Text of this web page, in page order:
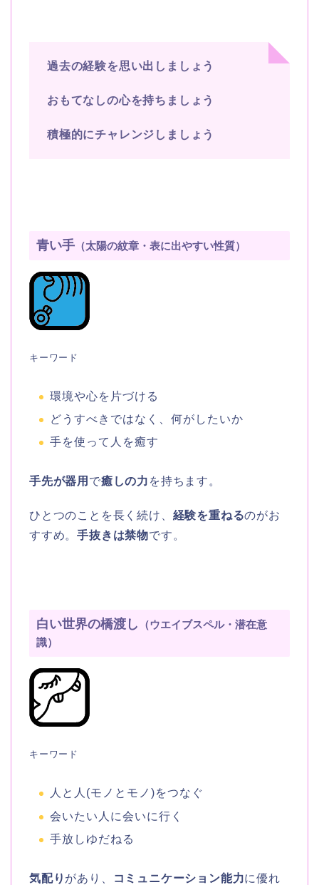
過去の経験を思い出しましょう
おもてなしの心を持ちましょう
積極的にチャレンジしましょう
青い手 （太陽の紋章・表に出やすい性質）
キーワード
環境や心を片づける
どうすべきではなく、何がしたいか
手を使って人を癒す
手先が器用 で癒しの力 を持ちます。
ひとつのことを長く続け、 経験を重ねるのがお
すすめ。手抜きは禁物です。
白い世界の橋渡し
（ウエイブスペル・潜在意
識）
キーワード
人と人(モノとモノ)をつなぐ
会いたい人に会いに行く
手放しゆだねる
気配り があり、 コミュニケーション能力に優れ